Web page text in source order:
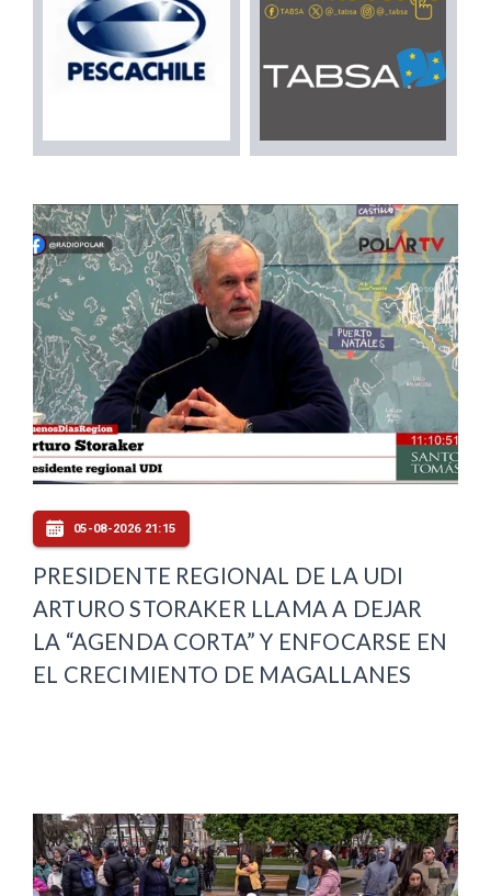
05-08-2026 21:15
PRESIDENTE REGIONAL DE LA UDI
ARTURO STORAKER LLAMA A DEJAR
LA “AGENDA CORTA” Y ENFOCARSE EN
EL CRECIMIENTO DE MAGALLANES